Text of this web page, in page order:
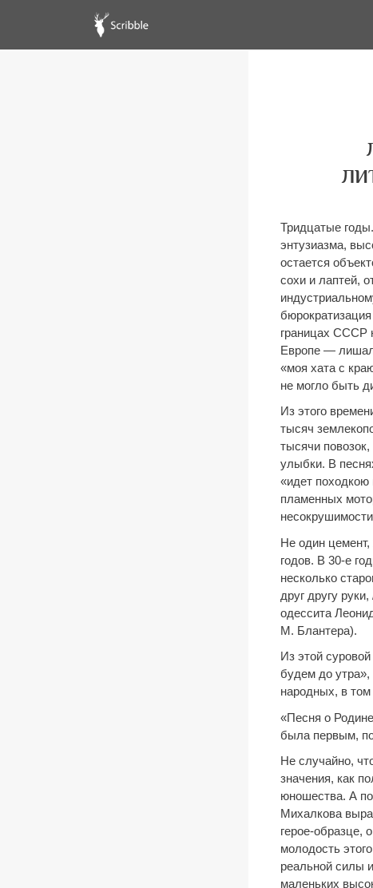
Тридцатые
энтузиазма,
остается
сохи и лаптей,
границах СССР
Европе —
«моя хата с
не могло быть
Из этого
тысяч
тысячи
улыбки. В
«идет
пламенных
Не один цемент,
годов. В 30-е
несколько
друг другу
одессита
М. Блантера).
Из этой
будем до
народных, в том
«Песня о
была первым,
Не случайно,
значения, как
юношества. А
Михалкова
герое-образце,
молодость
реальной силы
маленьких